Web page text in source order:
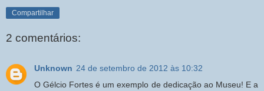
Compartilhar
2 comentários:
Unknown 24 de setembro de 2012 às 10:32
O Gélcio Fortes é um exemplo de dedicação ao Museu! E a